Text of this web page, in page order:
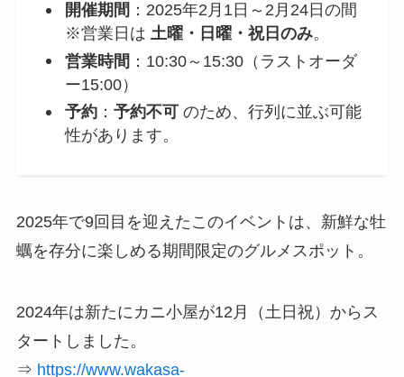
開催期間 ：2025年2月1日～2月24日の間
※営業日は 土曜・日曜・祝日のみ。
営業時間 ：10:30～15:30（ラストオーダ
ー15:00）
予約： 予約不可のため、行列に並ぶ可能
性があります。
2025年で9回目を迎えたこのイベントは、新鮮な牡
蠣を存分に楽しめる期間限定のグルメスポット。
2024年は新たにカニ小屋が12月（土日祝）からス
タートしました。
⇒ https://www.wakasa-